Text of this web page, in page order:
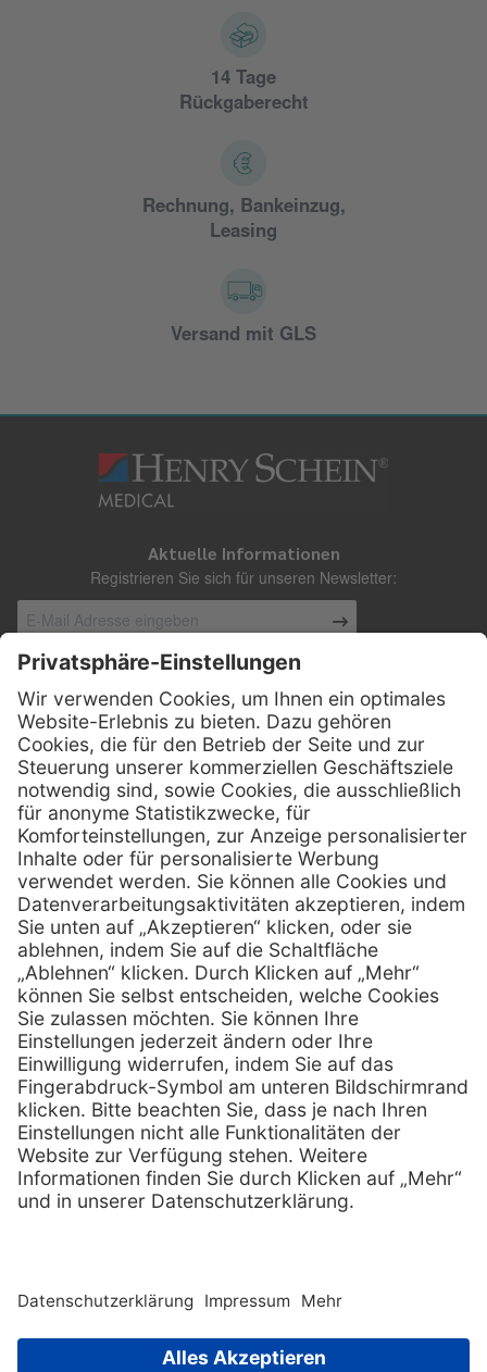
14 Tage
Rückgaberecht
Rechnung, Bankeinzug,
Leasing
Versand mit GLS
Aktuelle Informationen
Registrieren Sie sich für unseren Newsletter:
Kontakt
Henry Schein Medical Austria GmbH
Schönbrunner Straße 297
A-1120 Wien
01 / 718 19 61 99
Telefax:01 / 718 19 61 23
E-Mail: info @ henryscheinmed.at
Services
Vorteile
Eigenmarke
Leasing
Technischer Service
Kataloge / Downloads
Hilfe
FAQs
Kontakt
Außendienst
Lob & Kritik
Retoure anmelden
Zertifikat Rechtliches
Impressum
Supplier code of